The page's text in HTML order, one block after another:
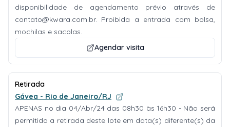
disponibilidade de agendamento prévio através de
contato@kwara.com.br. Proibida a entrada com bolsa,
mochilas e sacolas.
Agendar visita
Retirada
Gávea - Rio de Janeiro/RJ
APENAS no dia 04/Abr/24 das 08h30 às 16h30 - Não será
permitida a retirada deste lote em data(s) diferente(s) da